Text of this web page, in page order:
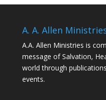
A. A. Allen
A.A. Allen Ministries is
message of Salvation,
world through
events.